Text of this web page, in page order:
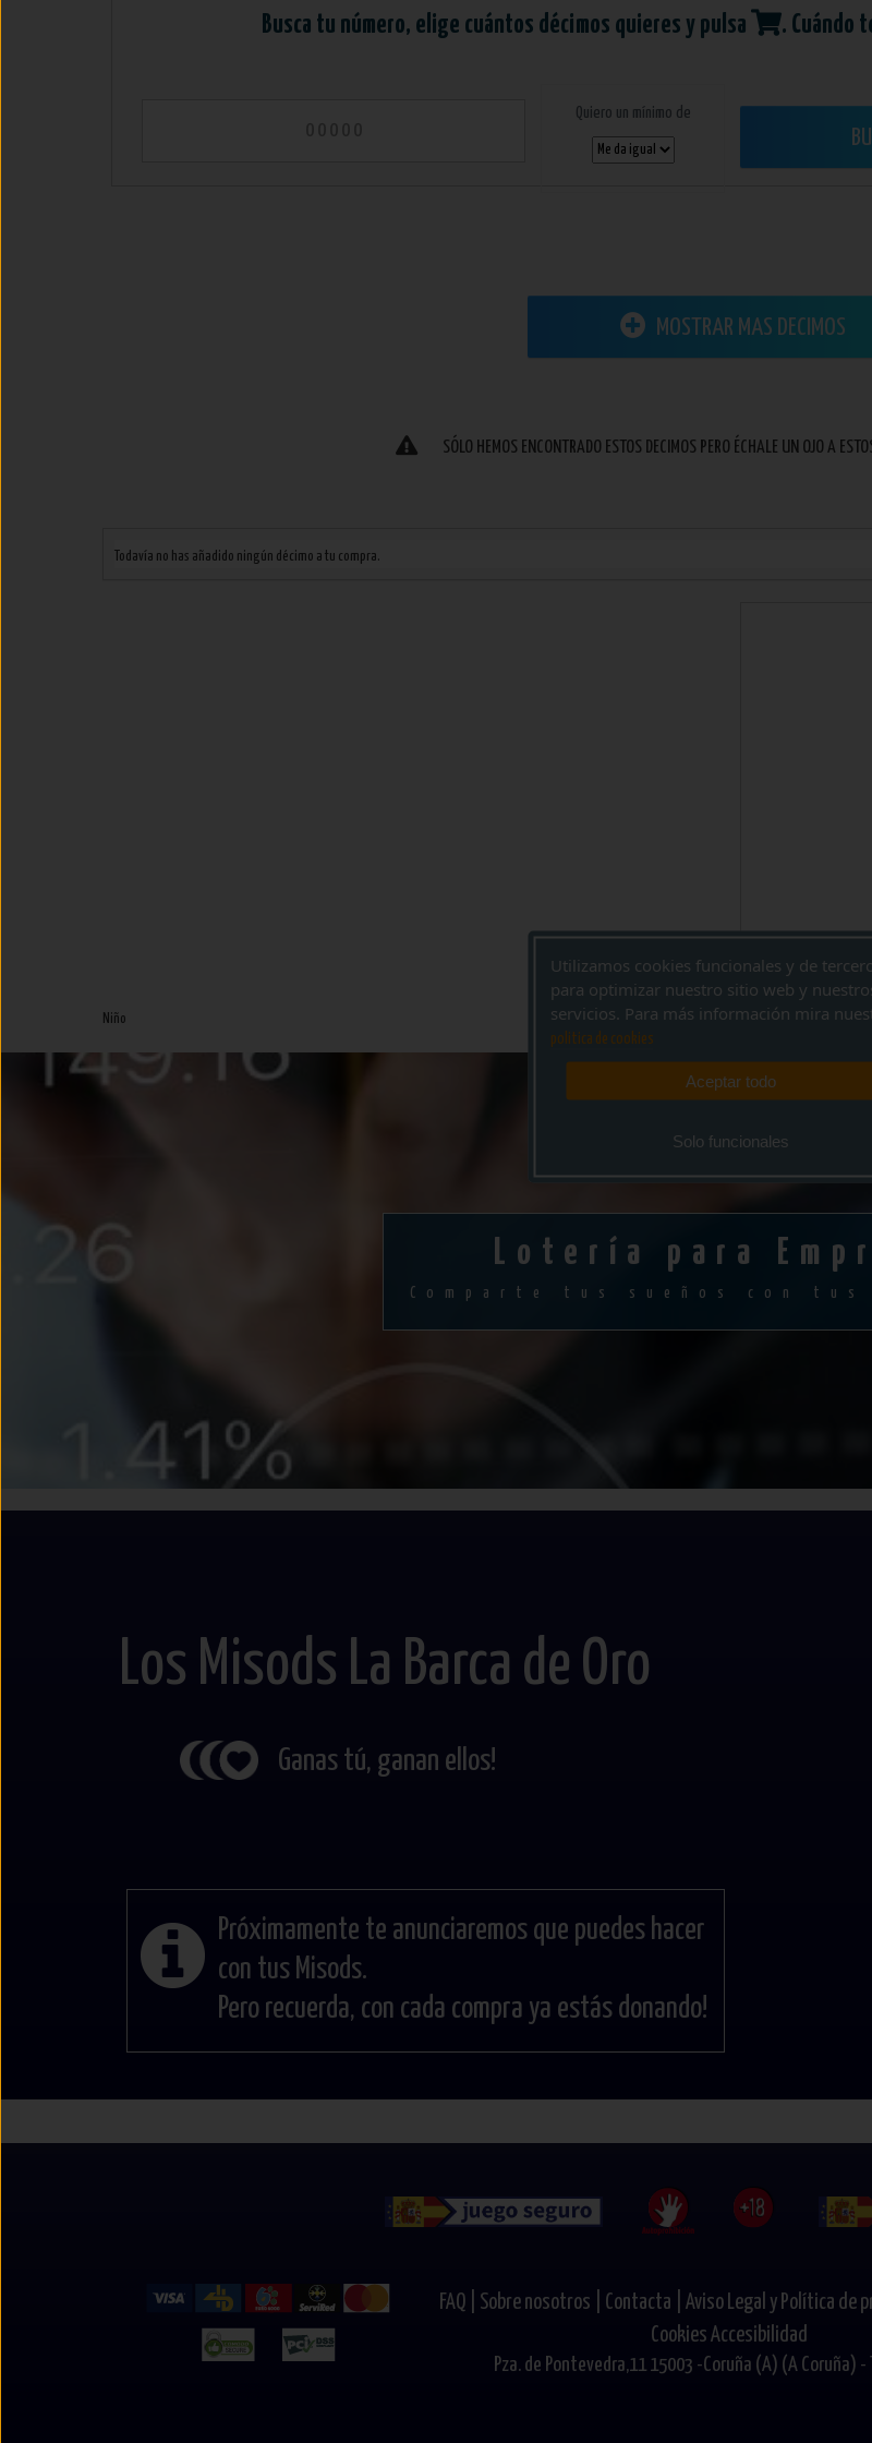
Busca tu número, elige cuántos décimos quieres y pulsa . Cuándo
Quiero un mínimo de
MOSTRAR MAS DECIMOS
SÓLO HEMOS ENCONTRADO ESTOS DECIMOS PERO ÉCHALE UN OJO A
Todavía no has añadido ningún décimo a tu compra.
Niño
Lotería para
Comparte tus sueños con tus
Los Misods La Barca de Oro
Ganas tú, ganan ellos!
Próximamente te anunciaremos que puedes hacer
con tus Misods.
Pero recuerda, con cada compra ya estás donando!
FAQ | Sobre nosotros | Contacta | Aviso Legal y Política de
Cookies Accesibilidad
Pza. de Pontevedra,11 15003 -Coruña (A) (A Coruña)
Utilizamos cookies funcionales y de
para optimizar nuestro sitio web y
servicios. Para más información mira
politica de cookies
Aceptar todo
Solo funcionales